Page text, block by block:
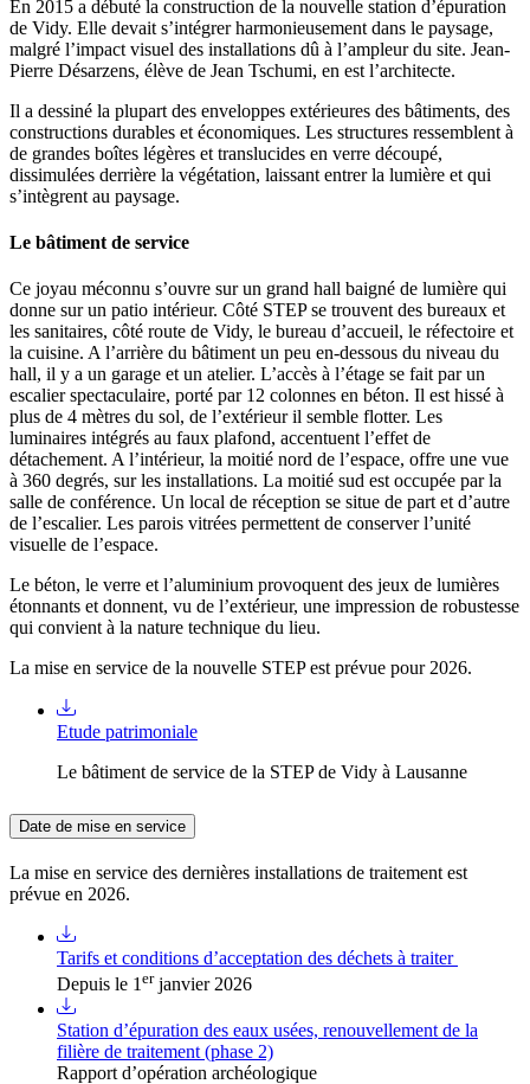
En 2015 a débuté la construction de la nouvelle station d’épuration
de Vidy. Elle devait s’intégrer harmonieusement dans le paysage,
malgré l’impact visuel des installations dû à l’ampleur du site. Jean-
Pierre Désarzens, élève de Jean Tschumi, en est l’architecte.
Il a dessiné la plupart des enveloppes extérieures des bâtiments, des
constructions durables et économiques. Les structures ressemblent à
de grandes boîtes légères et translucides en verre découpé,
dissimulées derrière la végétation, laissant entrer la lumière et qui
s’intègrent au paysage.
Le bâtiment de service
Ce joyau méconnu s’ouvre sur un grand hall baigné de lumière qui
donne sur un patio intérieur. Côté STEP se trouvent des bureaux et
les sanitaires, côté route de Vidy, le bureau d’accueil, le réfectoire et
la cuisine. A l’arrière du bâtiment un peu en-dessous du niveau du
hall, il y a un garage et un atelier. L’accès à l’étage se fait par un
escalier spectaculaire, porté par 12 colonnes en béton. Il est hissé à
plus de 4 mètres du sol, de l’extérieur il semble flotter. Les
luminaires intégrés au faux plafond, accentuent l’effet de
détachement. A l’intérieur, la moitié nord de l’espace, offre une vue
à 360 degrés, sur les installations. La moitié sud est occupée par la
salle de conférence. Un local de réception se situe de part et d’autre
de l’escalier. Les parois vitrées permettent de conserver l’unité
visuelle de l’espace.
Le béton, le verre et l’aluminium provoquent des jeux de lumières
étonnants et donnent, vu de l’extérieur, une impression de robustesse
qui convient à la nature technique du lieu.
La mise en service de la nouvelle STEP est prévue pour 2026.
Etude patrimoniale
Le bâtiment de service de la STEP de Vidy à Lausanne
Date de mise en service
La mise en service des dernières installations de traitement est
prévue en 2026.
Tarifs et conditions d’acceptation des déchets à traiter
Depuis le 1erjanvier 2026
Station d’épuration des eaux usées, renouvellement de la
filière de traitement (phase 2)
Rapport d’opération archéologique